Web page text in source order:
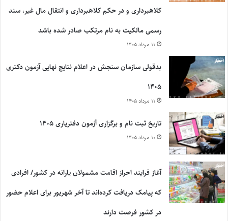
کلاهبرداری و در حکم کلاهبرداری و انتقال مال غیر، سند
رسمی مالکیت به نام مرتکب صادر شده باشد
۱۱ مرداد ۱۴۰۵
بدقولی سازمان سنجش در اعلام نتایج نهایی آزمون دکتری
۱۴۰۵
۱۱ مرداد ۱۴۰۵
تاریخ ثبت نام و برگزاری آزمون دفتریاری ۱۴۰۵
۱۰ مرداد ۱۴۰۵
آغاز فرایند احراز اقامت مشمولان یارانه در کشور/ افرادی
که پیامک دریافت کرده‌اند تا آخر شهریور برای اعلام حضور
در کشور فرصت دارند